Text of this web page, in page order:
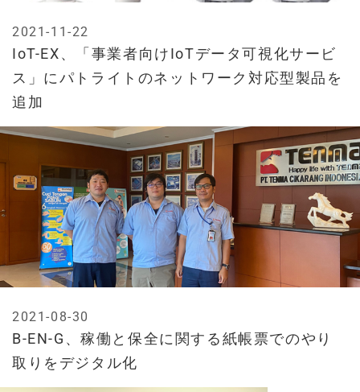
IoT-EX、「事業者向けIoTデータ可視化サービ
ス」にパトライトのネットワーク対応型製品を
追加
2021-11-22
B-EN-G、稼働と保全に関する紙帳票でのやり
取りをデジタル化
2021-08-30